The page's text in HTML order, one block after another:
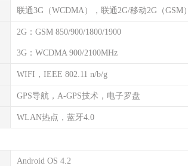
联通3G（WCDMA），联通2G/移动2G（GSM）
2G：GSM 850/900/1800/1900
3G：WCDMA 900/2100MHz
WIFI，IEEE 802.11 n/b/g
GPS导航，A-GPS技术，电子罗盘
WLAN热点，蓝牙4.0
Android OS 4.2